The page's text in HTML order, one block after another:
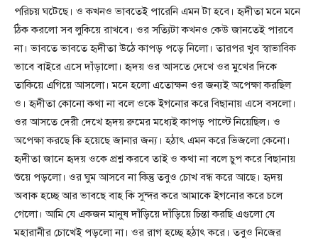
পরিচয় ঘটেছে। ও কখনও ভাবতেই পারেনি এমন টা হবে। হৃদীতা মনে মনে
ঠিক করলো সব লুকিয়ে রাখবে। ওর সত্যিটা কখনও কেউ জানতেই পারবে
না। ভাবতে ভাবতে হৃদীতা উঠে কাপড় পড়ে নিলো। তারপর খুব স্বাভাবিক
ভাবে বাইরে এসে দাঁড়ালো। হৃদয় ওর আসতে দেখে ওর মুখের দিকে
তাকিয়ে এগিয়ে আসলো। মনে হলো এতোক্ষন ওর জন্যই অপেক্ষা করছিল
ও। হৃদীতা কোনো কথা না বলে ওকে ইগনোর করে বিছানায় এসে বসলো।
ওর আসতে দেরী দেখে হৃদয় রুমের মধ্যেই কাপড় পাল্টে নিয়েছিল। ও
অপেক্ষা করছে কি হয়েছে জানার জন্য। হঠাৎ এমন করে ভিজলো কেনো।
হৃদীতা জানে হৃদয় ওকে প্রশ্ন করবে তাই ও কথা না বলে চুপ করে বিছানায়
শুয়ে পড়লো। ওর ঘুম আসবে না কিন্তু তবুও চোখ বন্ধ করে আছে। হৃদয়
অবাক হচ্ছে আর ভাবছে বাহ কি সুন্দর করে আমাকে ইগনোর করে চলে
গেলো। আমি যে একজন মানুষ দাঁড়িয়ে দাঁড়িয়ে চিন্তা করছি এগুলো যে
মহারানীর চোখেই পড়লো না। ওর রাগ হচ্ছে হঠাৎ করে। তবুও নিজের